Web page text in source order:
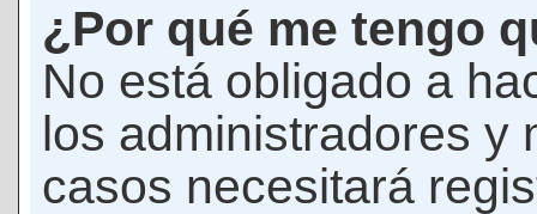
¿Por qué me tengo
No está obligado a
los administradores y
casos necesitará